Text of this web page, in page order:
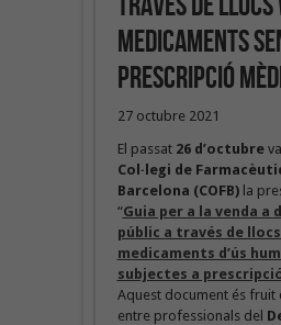
medicaments
prescripció
27 octubre 2021
El passat 26 d’octubre
Col·legi de
Barcelona (COFB) la
“Guia per a la venda a
públic a través de
medicaments d’ús
subjectes a
Aquest document és fruit
entre professionals del